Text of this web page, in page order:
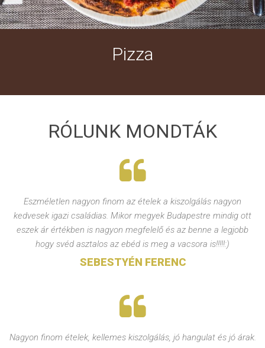
Pizza
RÓLUNK MONDTÁK
Eszméletlen nagyon finom az ételek a kiszolgálás nagyon
kedvesek igazi családias. Mikor megyek Budapestre mindig ott
eszek ár értékben is nagyon megfelelő és az benne a legjobb
hogy svéd asztalos az ebéd is meg a vacsora is!!!!!:)
SEBESTYÉN FERENC
Nagyon finom ételek, kellemes kiszolgálás, jó hangulat és jó árak.